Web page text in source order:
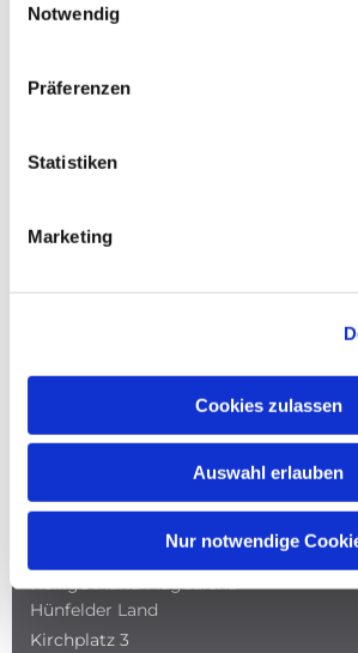
Notwendig
Präferenzen
Statistiken
Marketing
Cookies zulassen
Auswahl erlauben
Nur notwendige
NAVIGATION
Heilige Maria Magdalena
Hünfelder Land
Kirchplatz 3